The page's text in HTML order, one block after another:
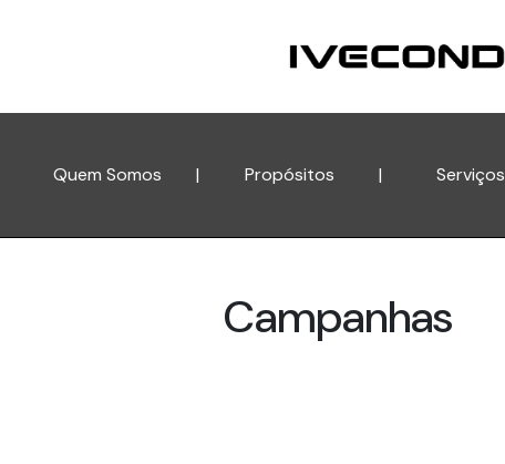
Quem Somos | Propósitos | Serviços
Campanhas